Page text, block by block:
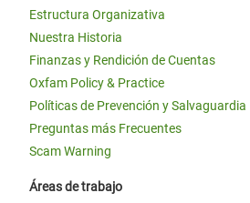
Estructura Organizativa
Nuestra Historia
Finanzas y Rendición de Cuentas
Oxfam Policy & Practice
Políticas de Prevención y Salvaguardia
Preguntas más Frecuentes
Scam Warning
Áreas de trabajo